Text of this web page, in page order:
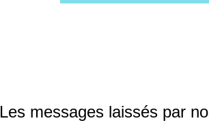
Les messages laissés par